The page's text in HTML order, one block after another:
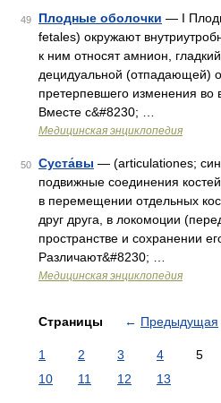
49 Плодные оболочки — I
fetales) окружают
к ним относят амнион,
децидуальной (отпадающей)
претерпевшего изменения во
Вместе с&#8230; …
Медицинская энциклопедия
50 Суста́вы — (articulationes;
подвижные соединения
в перемещении отдельных
друг друга, в локомоции
пространстве и сохранении
Различают&#8230; …
Медицинская энциклопедия
Страницы ← Предыдущая
1 2 3 4 5
10
11 12 13